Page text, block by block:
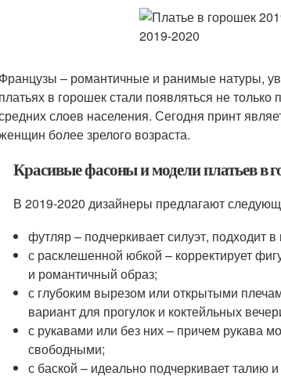
Французы – романтичные и ранимые натуры,
платьях в горошек стали появляться не
слоев населения. Сегодня принт
более зрелого возраста.
Красивые фасоны и модели платьев в
В 2019-2020 дизайнеры предлагают
футляр – подчеркивает силуэт, подходит
с расклешенной юбкой – корректирует
и романтичный образ;
с глубоким вырезом или открытыми
вариант для прогулок и коктейльных
с рукавами или без них – причем рукава
свободными;
с баской – идеально подчеркивает